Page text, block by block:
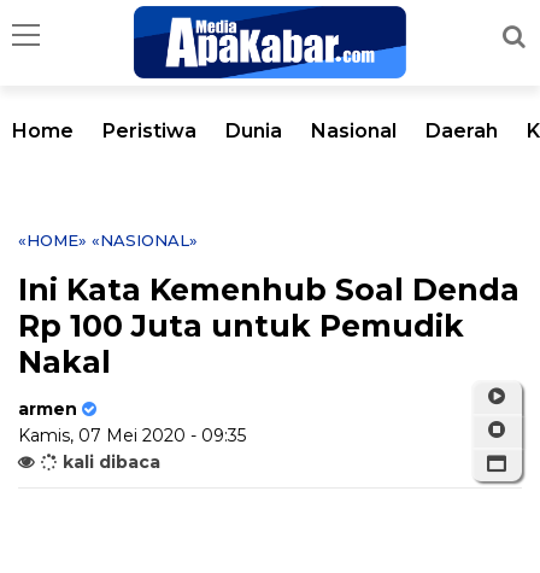
Home Peristiwa Dunia Nasional Daerah
«HOME» «NASIONAL»
Ini Kata Kemenhub Soal Denda
Rp 100 Juta untuk Pemudik
Nakal
armen
Kamis, 07 Mei 2020 - 09:35
kali dibaca